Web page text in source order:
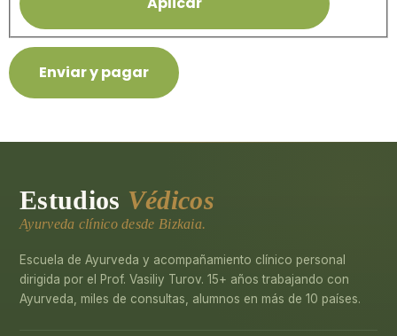
Estudios Védicos
Ayurveda clínico desde Bizkaia.
Escuela de Ayurveda y acompañamiento clínico personal
dirigida por el Prof. Vasiliy Turov. 15+ años trabajando con
Ayurveda, miles de consultas, alumnos en más de 10 países.